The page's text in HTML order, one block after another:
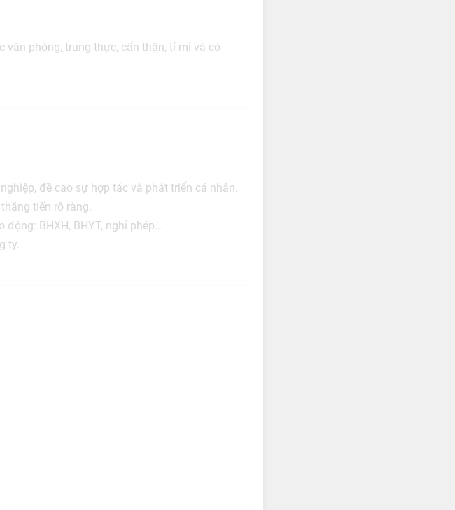
phòng, trung thực, cẩn thận, tỉ mỉ và có
đề cao sự hợp tác và phát triển cá nhân.
tiến rõ ràng.
BHXH, BHYT, nghỉ phép...
ty.